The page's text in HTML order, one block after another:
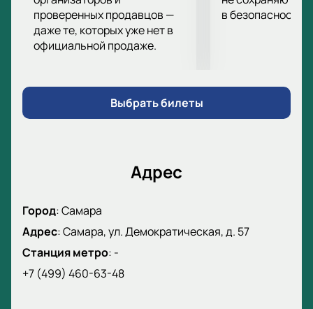
Купол напоминает о космосе Самары. Вместимость
— почти 45 тысяч зрителей. Натуральный газон с
подогревом и орошением создает комфорт.
Купите билеты онлайн. Оформите заказ на
Выберите места на схеме трибун.
Позвоните по телефону для заказа билетов и
проверенных продавцов —
даже те, которых уже нет в
официальной продаже.
в безопасности.
Выбрать билеты
Адрес
Город:Самара
Адрес:Самара, ул. Демократическая, д. 57
Станция метро: -
+7 (499) 460-63-48